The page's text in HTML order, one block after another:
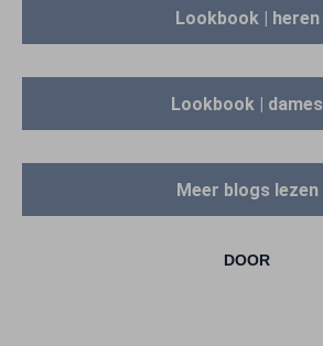
Lookbook | heren
Lookbook | dames
Meer blogs lezen
DOOR